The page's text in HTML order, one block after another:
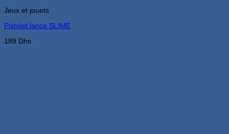
Jeux et jouets
Pistolet lance SLIME
189 Dhs